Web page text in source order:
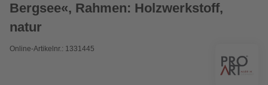
Bergsee«, Rahmen: Holzwerkstoff,
natur
Online-Artikelnr.: 1331445